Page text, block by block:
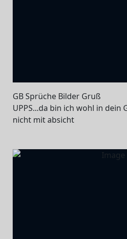
GB Sprüche Bilder Gruß
UPPS...da bin ich wohl in dein
nicht mit absicht